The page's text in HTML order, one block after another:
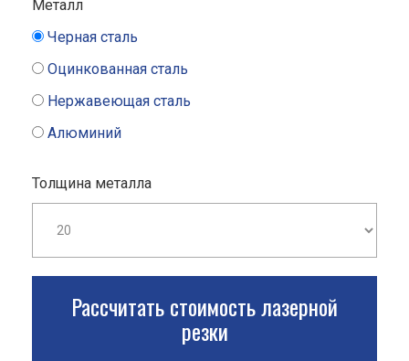
Металл
Черная сталь
Оцинкованная сталь
Нержавеющая сталь
Алюминий
Толщина металла
Рассчитать стоимость лазерной
резки